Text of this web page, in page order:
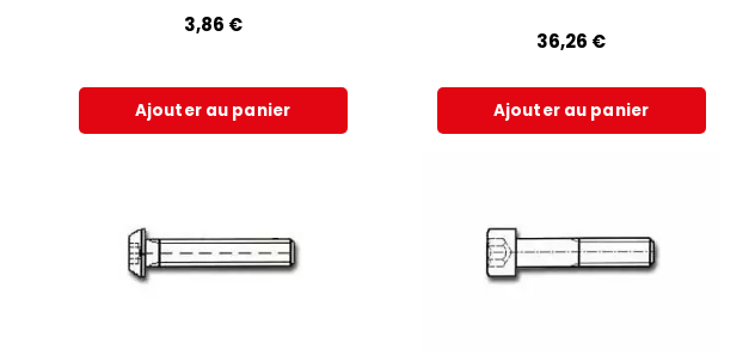
3,86 €
Ajouter au panier
36,26 €
Ajouter au panier